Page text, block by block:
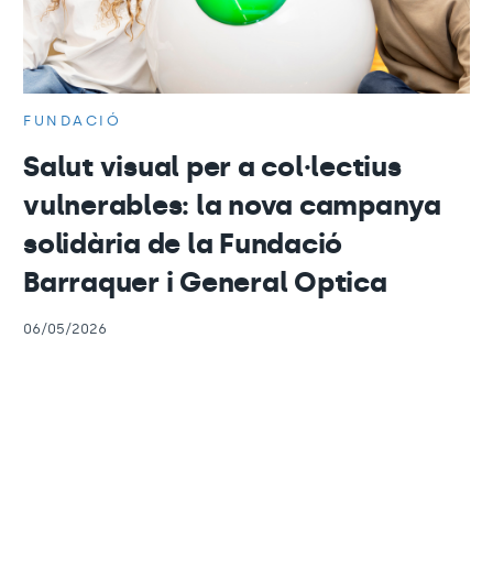
FUNDACIÓ
Salut visual per a col·lectius
vulnerables: la nova campanya
solidària de la Fundació
Barraquer i General Optica
06/05/2026